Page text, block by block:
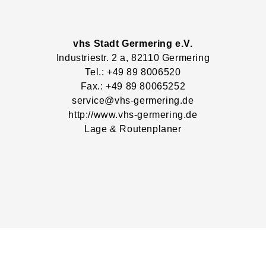
vhs Stadt Germering e.V.
Industriestr. 2 a, 82110 Germering
Tel.: +49 89 8006520
Fax.: +49 89 80065252
service@vhs-germering.de
http://www.vhs-germering.de
Lage & Routenplaner